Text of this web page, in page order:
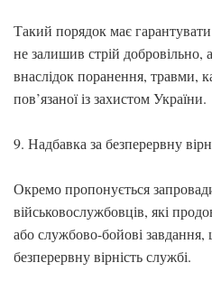
Такий порядок має
не залишив стрій добровільно,
внаслідок поранення, травми,
пов’язаної із захистом України.
9. Надбавка за безперервну
Окремо пропонується
військовослужбовців, які
або службово-бойові завдання,
безперервну вірність службі.